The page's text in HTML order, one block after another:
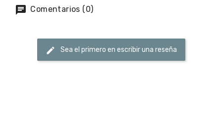
Comentarios (0)
Sea el primero en escribir una reseña